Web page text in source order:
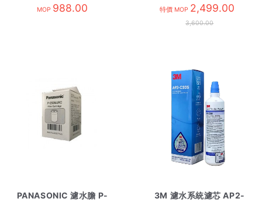
MOP 988.00 特價 MOP 2,499.00
3,600.00
PANASONIC 濾水膽 P-
3M 濾水系統濾芯 AP2-